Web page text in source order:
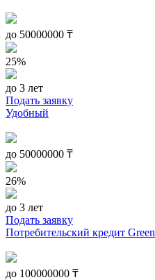
до 50000000 ₸
25%
до 3 лет
Подать заявку
Удобный
до 50000000 ₸
26%
до 3 лет
Подать заявку
Потребительский кредит Green
до 100000000 ₸